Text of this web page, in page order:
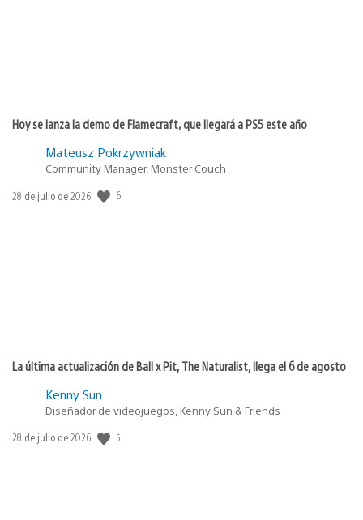
Hoy se lanza la demo de Flamecraft, que llegará a PS5 este año
Mateusz Pokrzywniak
Community Manager, Monster Couch
Fecha
28 de julio de 2026 6
La última actualización de Ball x Pit, The Naturalist, llega el 6 de agosto
Kenny Sun
Diseñador de videojuegos, Kenny Sun & Friends
Fecha
28 de julio de 2026 5